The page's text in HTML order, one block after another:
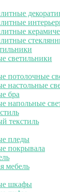
светильники
потолочные
настольные
бра
напольные
текстиль
пледы
покрывала
мебель
шкафы